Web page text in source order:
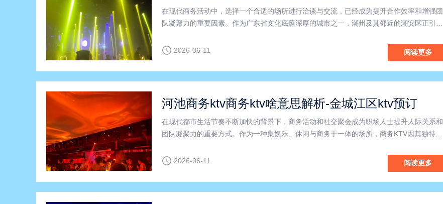
在现代商务活动中，选择一个合适的场所进行洽谈与交流，已经成为提升合作效率和增强团
队凝聚力的重要因素。作为广东省文化底蕴深厚的城市之一，潮州及其邻近的潮安区正引领
其独特的文化氛围和先进的设施设备，为商务人士提供了理想的聚会场所。不同于传统
2026-06-11 阅读更多
河池商务ktv商务ktv啥意思解析-金城江区ktv预订
在现代都市生活节奏不断加快的背景下，商务活动和社交聚会成为职场人士提升人际关系和
团队凝聚力的重要方式。作为一种集娱乐、休闲与商务于一体的场所，商务KTV因其独特的
V？它为何在河池和金城江区的商业圈中成为热门选择？本文将为您详细解析。首先，我
2026-06-11 阅读更多